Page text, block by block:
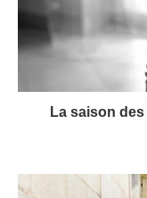
La saison